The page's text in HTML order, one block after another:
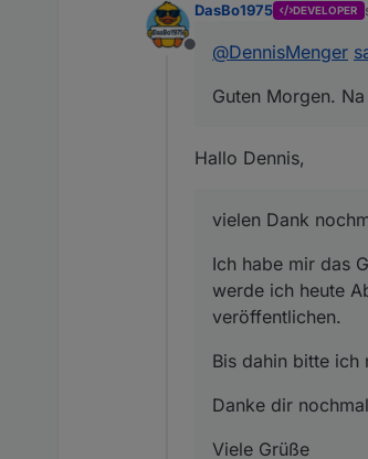
Offline
DasBo1975 DEVELOPER
@DennisMenger
Guten Morgen.
Hallo Dennis,
vielen Dank
Ich habe mir das
werde ich heute
veröffentlichen.
Bis dahin bitte ich
Danke dir
Viele Grüße